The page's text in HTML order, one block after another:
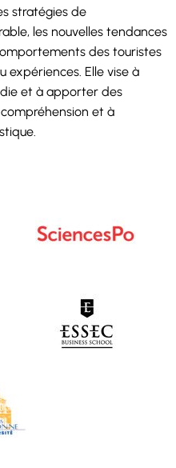
stratégies de
les nouvelles tendances
des touristes
expériences. Elle vise à
et à apporter des
et à